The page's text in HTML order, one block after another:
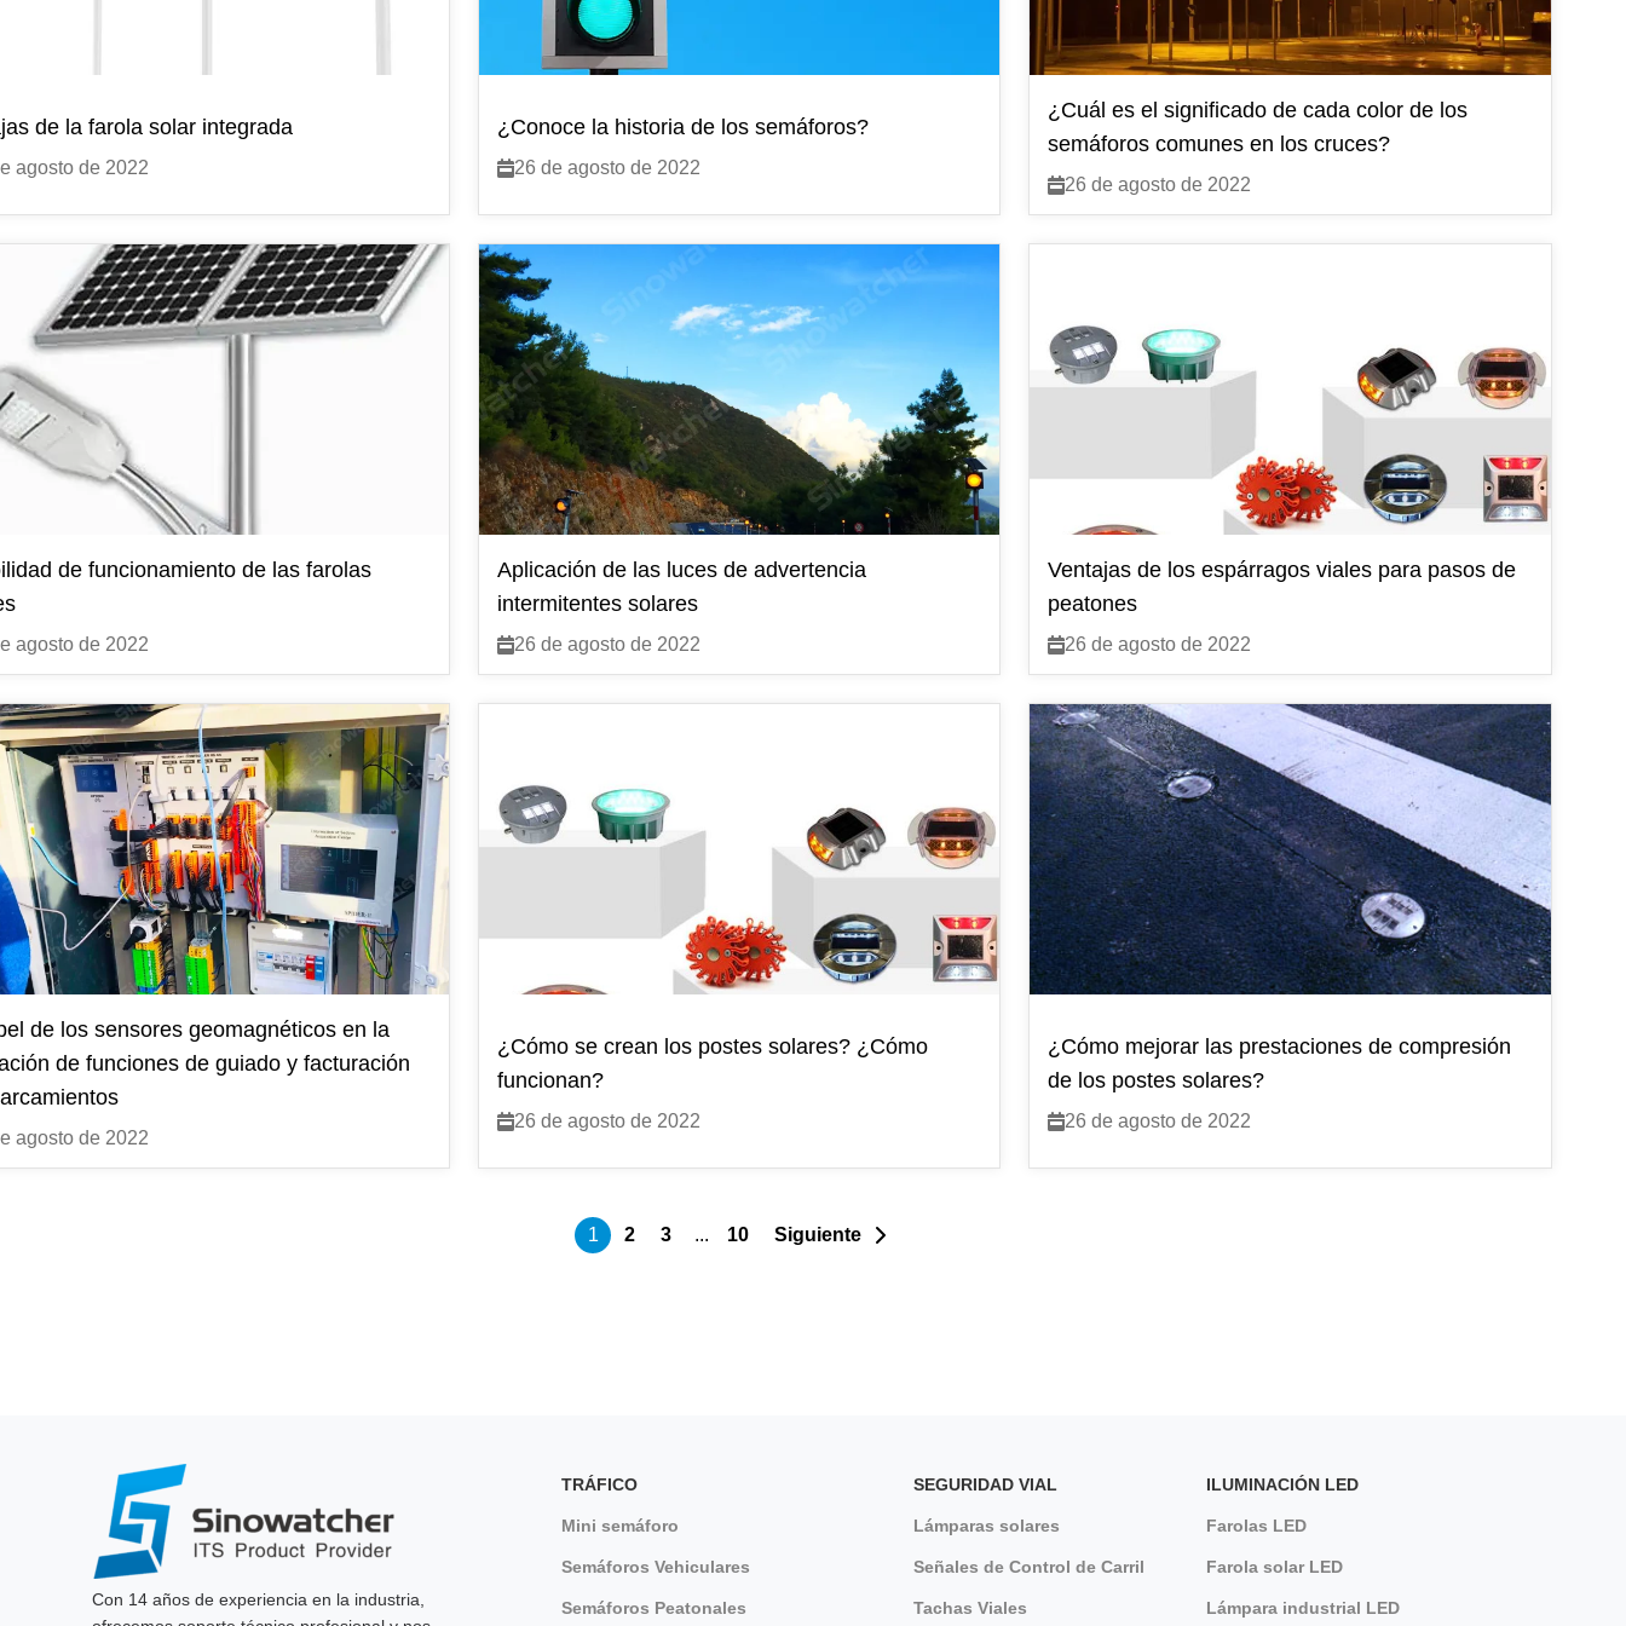
Señales de cruce de peatones...
Tráfico en horario fijo...
Semáforo portátil
Semáforo portátil...
Serie QuickSignal...
Postes para Semáforo
Poste de señales de tráfico
Postes de tráfico
de la farola solar integrada
agosto de 2022
¿Conoce la historia de los semáforos?
26 de agosto de 2022
¿Cuál es el significado de cada color de los
semáforos comunes en los cruces?
26 de agosto de 2022
de funcionamiento de las farolas
agosto de 2022
Aplicación de las luces de advertencia
intermitentes solares
26 de agosto de 2022
Ventajas de los espárragos viales para pasos de
peatones
26 de agosto de 2022
de los sensores geomagnéticos en la
de funciones de guiado y facturación
agosto de 2022
¿Cómo se crean los postes solares? ¿Cómo
funcionan?
26 de agosto de 2022
¿Cómo mejorar las prestaciones de compresión
de los postes solares?
26 de agosto de 2022
1 2 3 ... 10 Siguiente
Con 14 años de experiencia en la industria,
TRÁFICO
Mini semáforo
Semáforos Vehiculares
Semáforos Peatonales
SEGURIDAD VIAL
Lámparas solares
Señales de Control de Carril
Tachas Viales
ILUMINACIÓN LED
Farolas LED
Farola solar LED
Lámpara industrial LED